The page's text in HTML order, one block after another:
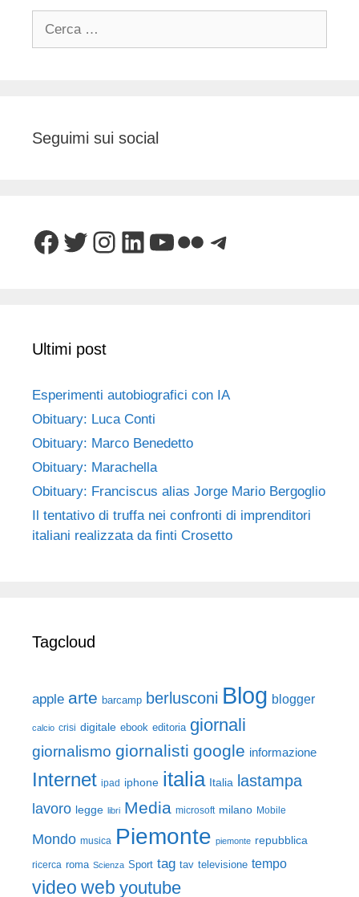
Seguimi sui social
Facebook
Twitter
Instagram
LinkedIn
YouTube
FlickrTelegram
Ultimi post
Esperimenti autobiografici con IA
Obituary: Luca Conti
Obituary: Marco Benedetto
Obituary: Marachella
Obituary: Franciscus alias Jorge Mario Bergoglio
Il tentativo di truffa nei confronti di imprenditori
italiani realizzata da finti Crosetto
Tagcloud
apple arte barcamp berlusconi Blog blogger
calcio crisi digitale ebook editoria giornali
giornalismo giornalisti google informazione
Internet ipad iphone italia Italia lastampa
lavoro legge libri Media microsoft milano Mobile
Mondo musica Piemonte piemonte repubblica
ricerca roma Scienza Sport tag tav televisione tempo
video web youtube